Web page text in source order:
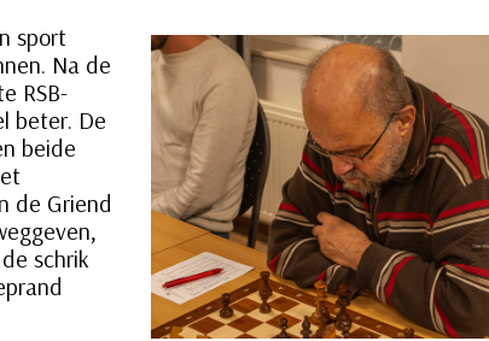
sport
Na de
RSB-
beter. De
beide
de Griend
schrik